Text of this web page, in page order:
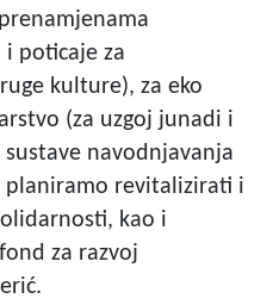
i poticaje za
kulture), za eko
(za uzgoj junadi i
navodnjavanja
revitalizirati i
kao i
za razvoj